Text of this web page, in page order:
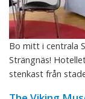
Bo mitt i centrala
Strängnäs!
stenkast från